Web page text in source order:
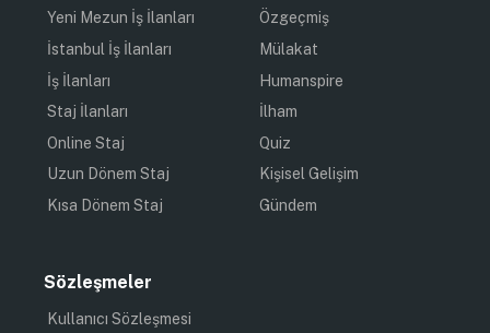
Yeni Mezun İş İlanları
İstanbul İş İlanları
İş İlanları
Staj İlanları
Online Staj
Uzun Dönem Staj
Kısa Dönem Staj
Özgeçmiş
Mülakat
Humanspire
İlham
Quiz
Kişisel Gelişim
Gündem
Sözleşmeler
Kullanıcı Sözleşmesi